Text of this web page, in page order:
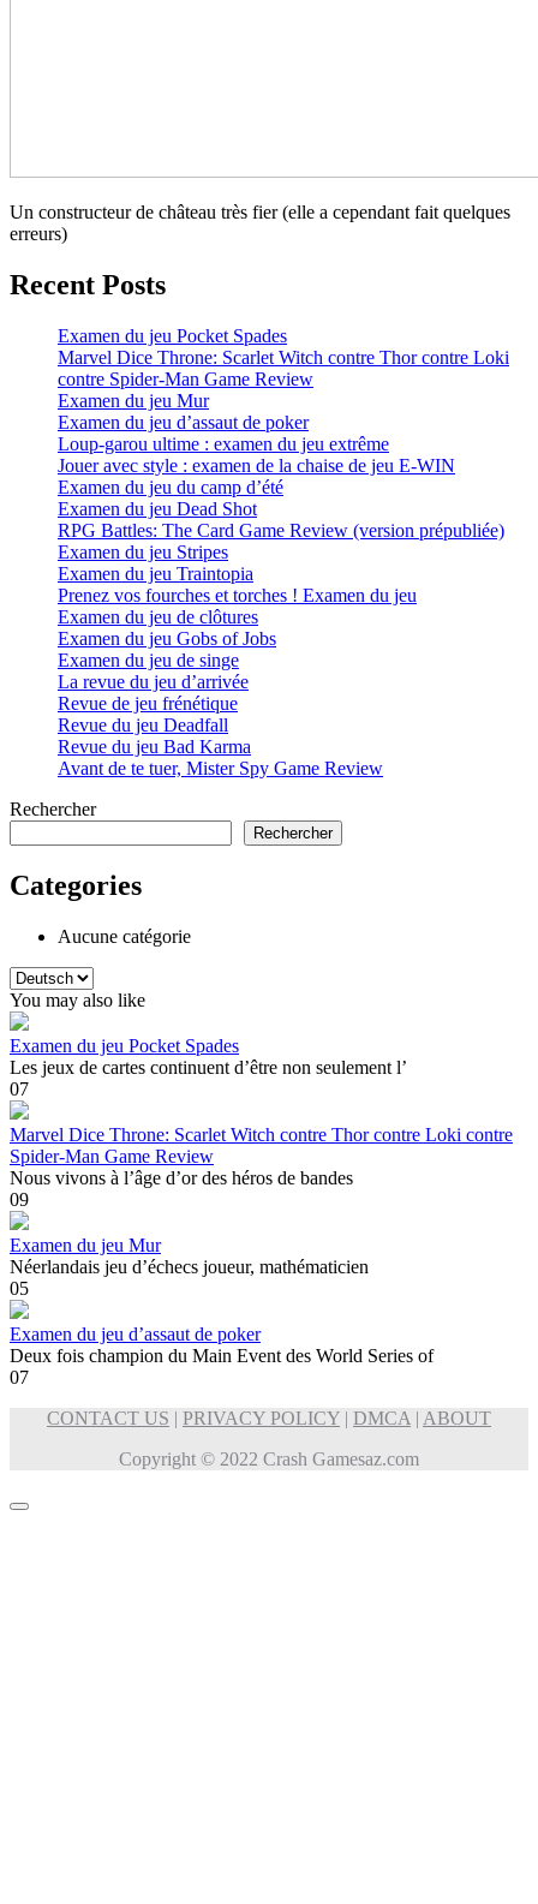
Un constructeur de château très fier (elle a cependant fait quelques
erreurs)
Recent Posts
Examen du jeu Pocket Spades
Marvel Dice Throne: Scarlet Witch contre Thor contre Loki
contre Spider-Man Game Review
Examen du jeu Mur
Examen du jeu d’assaut de poker
Loup-garou ultime : examen du jeu extrême
Jouer avec style : examen de la chaise de jeu E-WIN
Examen du jeu du camp d’été
Examen du jeu Dead Shot
RPG Battles: The Card Game Review (version prépubliée)
Examen du jeu Stripes
Examen du jeu Traintopia
Prenez vos fourches et torches ! Examen du jeu
Examen du jeu de clôtures
Examen du jeu Gobs of Jobs
Examen du jeu de singe
La revue du jeu d’arrivée
Revue de jeu frénétique
Revue du jeu Deadfall
Revue du jeu Bad Karma
Avant de te tuer, Mister Spy Game Review
Rechercher
Rechercher
Categories
Aucune catégorie
Choisir
une
langue
You may also like
Examen du jeu Pocket Spades
Les jeux de cartes continuent d’être non seulement l’
07
Marvel Dice Throne: Scarlet Witch contre Thor contre Loki contre
Spider-Man Game Review
Nous vivons à l’âge d’or des héros de bandes
09
Examen du jeu Mur
Néerlandais jeu d’échecs joueur, mathématicien
05
Examen du jeu d’assaut de poker
Deux fois champion du Main Event des World Series of
07
CONTACT US | PRIVACY POLICY | DMCA | ABOUT
Copyright © 2022 Crash Gamesaz.com